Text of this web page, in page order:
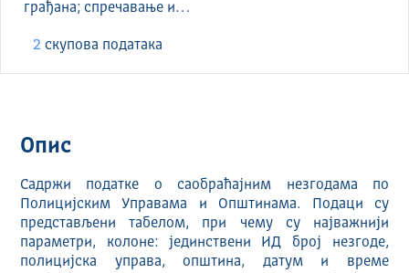
грађана; спречавање и…
2 скуповa података
Опис
Садржи податке о саобраћајним незгодама по
Полицијским Управама и Општинама. Подаци су
представљени табелом, при чему су најважнији
параметри, колоне: јединствени ИД број незгоде,
полицијска управа, општина, датум и време